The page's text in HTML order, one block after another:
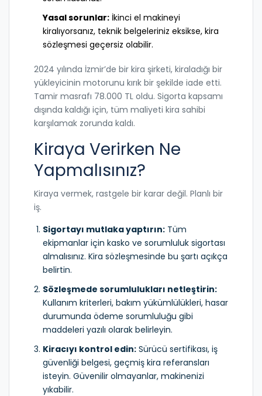
Yasal sorunlar: İkinci el makineyi
kiralıyorsanız, teknik belgeleriniz eksikse, kira
sözleşmesi geçersiz olabilir.
2024 yılında İzmir’de bir kira şirketi, kiraladığı bir
yükleyicinin motorunu kırık bir şekilde iade etti.
Tamir masrafı 78.000 TL oldu. Sigorta kapsamı
dışında kaldığı için, tüm maliyeti kira sahibi
karşılamak zorunda kaldı.
Kiraya Verirken Ne
Yapmalısınız?
Kiraya vermek, rastgele bir karar değil. Planlı bir
iş.
Sigortayı mutlaka yaptırın: Tüm
ekipmanlar için kasko ve sorumluluk sigortası
almalısınız. Kira sözleşmesinde bu şartı açıkça
belirtin.
Sözleşmede sorumlulukları netleştirin:
Kullanım kriterleri, bakım yükümlülükleri, hasar
durumunda ödeme sorumluluğu gibi
maddeleri yazılı olarak belirleyin.
Kiracıyı kontrol edin: Sürücü sertifikası, iş
güvenliği belgesi, geçmiş kira referansları
isteyin. Güvenilir olmayanlar, makinenizi
yıkabilir.